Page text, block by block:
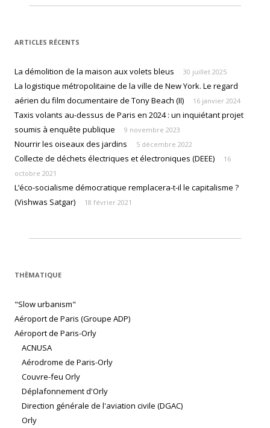
ARTICLES RÉCENTS
La démolition de la maison aux volets bleus 30 juillet 2025
La logistique métropolitaine de la ville de New York. Le regard
aérien du film documentaire de Tony Beach (II)
16 janvier 2024
Taxis volants au-dessus de Paris en 2024 : un inquiétant projet
soumis à enquête publique
9 novembre 2023
Nourrir les oiseaux des jardins 5 décembre 2022
Collecte de déchets électriques et électroniques (DEEE)
16
octobre 2021
L’éco-socialisme démocratique remplacera-t-il le capitalisme ?
(Vishwas Satgar)
18 février 2021
THÈMATIQUE
"Slow urbanism"
Aéroport de Paris (Groupe ADP)
Aéroport de Paris-Orly
ACNUSA
Aérodrome de Paris-Orly
Couvre-feu Orly
Déplafonnement d'Orly
Direction générale de l'aviation civile (DGAC)
Orly